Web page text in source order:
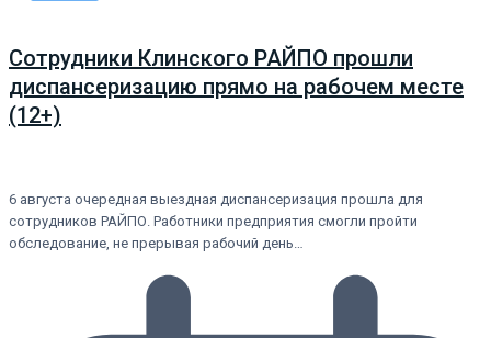
Сотрудники Клинского РАЙПО прошли
диспансеризацию прямо на рабочем месте
(12+)
6 августа очередная выездная диспансеризация прошла для
сотрудников РАЙПО. Работники предприятия смогли пройти
обследование, не прерывая рабочий день…